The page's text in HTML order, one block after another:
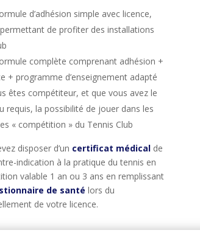
d’adhésion simple avec licence,
de profiter des installations
complète comprenant adhésion +
+ programme d’enseignement adapté
êtes compétiteur, et que vous avez le
requis, la possibilité de jouer dans les
« compétition » du Tennis Club
disposer d’un certificat médicalde
indication à la pratique du tennis en
valable 1 an ou 3 ans en remplissant
de santé lors du
de votre licence.